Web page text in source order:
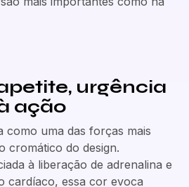
urgência
ação
como uma das forças mais
cromático do design.
à liberação de adrenalina e
cardíaco, essa cor evoca